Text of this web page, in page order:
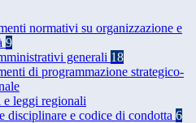
normativi su organizzazione e
9
generali 18
di programmazione strategico-
e leggi regionali
disciplinare e codice di condotta 6